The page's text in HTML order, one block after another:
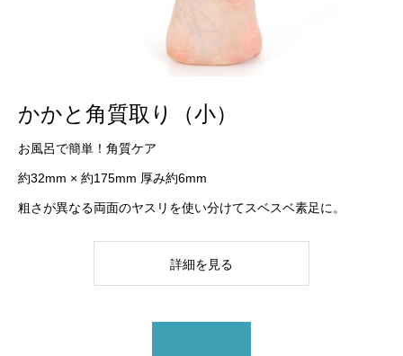
かかと角質取り（小）
お風呂で簡単！角質ケア
約32mm × 約175mm 厚み約6mm
粗さが異なる両面のヤスリを使い分けてスベスベ素足に。
詳細を見る